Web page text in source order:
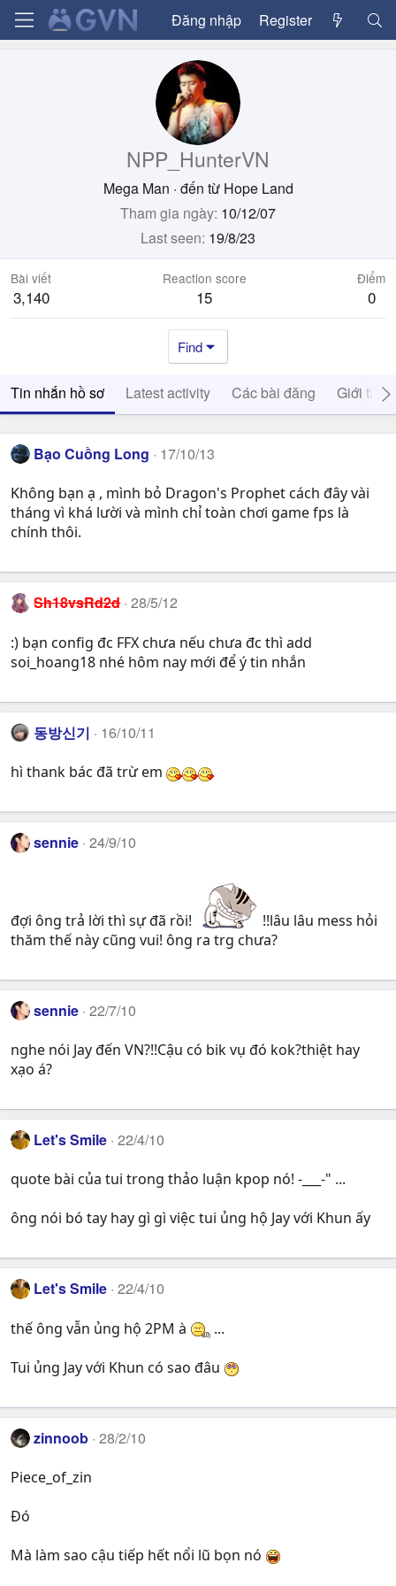
Đăng nhập Register
NPP_HunterVN
Mega Man · đến từ Hope Land
Tham gia ngày 10/12/07
Last seen 19/8/23
Bài viết
3,140
Reaction score
15
Điểm
0
Find
Tin nhắn hồ sơ Latest activity Các bài đăng Giới thiệu
Bạo Cuồng Long 17/10/13
Không bạn ạ , mình bỏ Dragon's Prophet cách đây vài
tháng vì khá lười và mình chỉ toàn chơi game fps là
chính thôi.
Sh18vsRd2d 28/5/12
:) bạn config đc FFX chưa nếu chưa đc thì add
soi_hoang18 nhé hôm nay mới để ý tin nhắn
동방신기 16/10/11
hì thank bác đã trừ em
sennie 24/9/10
đợi ông trả lời thì sự đã rồi!
!!lâu lâu mess hỏi
thăm thế này cũng vui! ông ra trg chưa?
sennie 22/7/10
nghe nói Jay đến VN?!!Cậu có bik vụ đó kok?thiệt hay
xạo á?
Let's Smile 22/4/10
quote bài của tui trong thảo luận kpop nó! -___-" ...
ông nói bó tay hay gì gì việc tui ủng hộ Jay với Khun ấy
Let's Smile 22/4/10
thế ông vẫn ủng hộ 2PM à
...
Tui ủng Jay với Khun có sao đâu
zinnoob 28/2/10
Piece_of_zin
Đó
Mà làm sao cậu tiếp hết nổi lũ bọn nó